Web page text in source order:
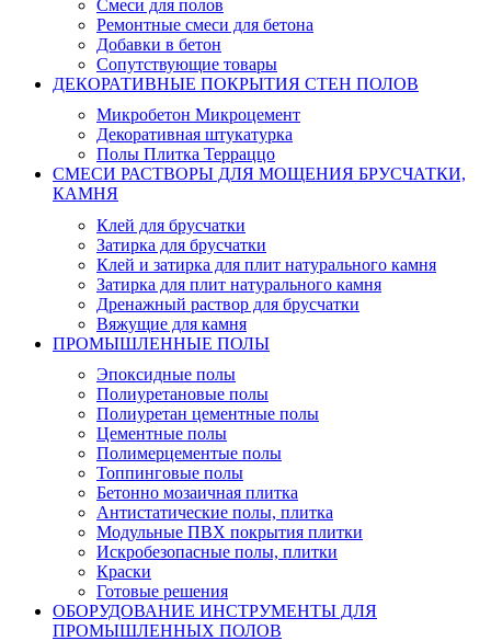
Смеси для полов
Ремонтные смеси для бетона
Добавки в бетон
Сопутствующие товары
ДЕКОРАТИВНЫЕ ПОКРЫТИЯ СТЕН ПОЛОВ
Микробетон Микроцемент
Декоративная штукатурка
Полы Плитка Терраццо
СМЕСИ РАСТВОРЫ ДЛЯ МОЩЕНИЯ БРУСЧАТКИ,
КАМНЯ
Клей для брусчатки
Затирка для брусчатки
Клей и затирка для плит натурального камня
Затирка для плит натурального камня
Дренажный раствор для брусчатки
Вяжущие для камня
ПРОМЫШЛЕННЫЕ ПОЛЫ
Эпоксидные полы
Полиуретановые полы
Полиуретан цементные полы
Цементные полы
Полимерцементые полы
Топпинговые полы
Бетонно мозаичная плитка
Антистатические полы, плитка
Модульные ПВХ покрытия плитки
Искробезопасные полы, плитки
Краски
Готовые решения
ОБОРУДОВАНИЕ ИНСТРУМЕНТЫ ДЛЯ
ПРОМЫШЛЕННЫХ ПОЛОВ